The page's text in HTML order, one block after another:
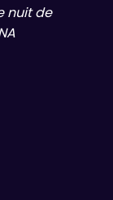
nuit de